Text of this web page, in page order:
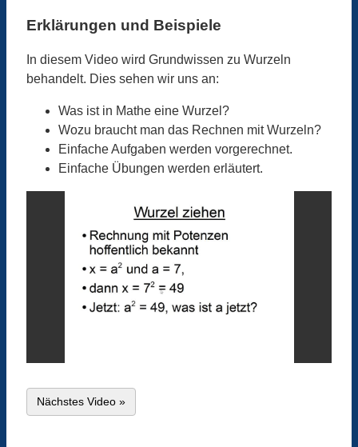
Erklärungen und Beispiele
In diesem Video wird Grundwissen zu Wurzeln
behandelt. Dies sehen wir uns an:
Was ist in Mathe eine Wurzel?
Wozu braucht man das Rechnen mit Wurzeln?
Einfache Aufgaben werden vorgerechnet.
Einfache Übungen werden erläutert.
Nächstes Video »